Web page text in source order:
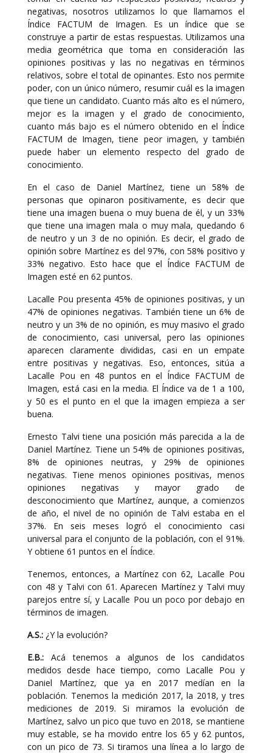
negativas, nosotros utilizamos lo que llamamos el
Índice FACTUM de Imagen. Es un índice que se
construye a partir de estas respuestas. Utilizamos una
media geométrica que toma en consideración las
opiniones positivas y las no negativas en términos
relativos, sobre el total de opinantes. Esto nos permite
poder, con un único número, resumir cuál es la imagen
que tiene un candidato. Cuanto más alto es el número,
mejor es la imagen y el grado de conocimiento,
cuanto más bajo es el número obtenido en el Índice
FACTUM de Imagen, tiene peor imagen, y también
puede haber un elemento respecto del grado de
conocimiento.
En el caso de Daniel Martínez, tiene un 58% de
personas que opinaron positivamente, es decir que
tiene una imagen buena o muy buena de él, y un 33%
que tiene una imagen mala o muy mala, quedando 6
de neutro y un 3 de no opinión. Es decir, el grado de
opinión sobre Martínez es del 97%, con 58% positivo y
33% negativo. Esto hace que el Índice FACTUM de
Imagen esté en 62 puntos.
Lacalle Pou presenta 45% de opiniones positivas, y un
47% de opiniones negativas. También tiene un 6% de
neutro y un 3% de no opinión, es muy masivo el grado
de conocimiento, casi universal, pero las opiniones
aparecen claramente divididas, casi en un empate
entre positivas y negativas. Eso, entonces, sitúa a
Lacalle Pou en 48 puntos en el Índice FACTUM de
Imagen, está casi en la media. El Índice va de 1 a 100,
y 50 es el punto en el que la imagen empieza a ser
buena.
Ernesto Talvi tiene una posición más parecida a la de
Daniel Martínez. Tiene un 54% de opiniones positivas,
8% de opiniones neutras, y 29% de opiniones
negativas. Tiene menos opiniones positivas, menos
opiniones negativas y mayor grado de
desconocimiento que Martínez, aunque, a comienzos
de año, el nivel de no opinión de Talvi estaba en el
37%. En seis meses logró el conocimiento casi
universal para el conjunto de la población, con el 91%.
Y obtiene 61 puntos en el Índice.
Tenemos, entonces, a Martínez con 62, Lacalle Pou
con 48 y Talvi con 61. Aparecen Martínez y Talvi muy
parejos entre sí, y Lacalle Pou un poco por debajo en
términos de imagen.
A.S.: ¿Y la evolución?
E.B.: Acá tenemos a algunos de los candidatos
medidos desde hace tiempo, como Lacalle Pou y
Daniel Martínez, que ya en 2017 medían en la
población. Tenemos la medición 2017, la 2018, y tres
mediciones de 2019. Si miramos la evolución de
Martínez, salvo un pico que tuvo en 2018, se mantiene
muy estable, se ha movido entre los 65 y 62 puntos,
con un pico de 73. Si tiramos una línea a lo largo de